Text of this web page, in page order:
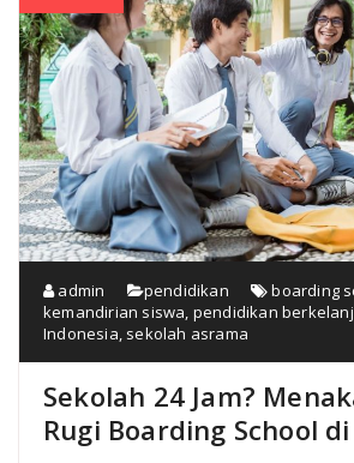
admin pendidikan boarding
kemandirian siswa, pendidikan
Indonesia, sekolah asrama
Sekolah 24 Jam?
Rugi Boarding School